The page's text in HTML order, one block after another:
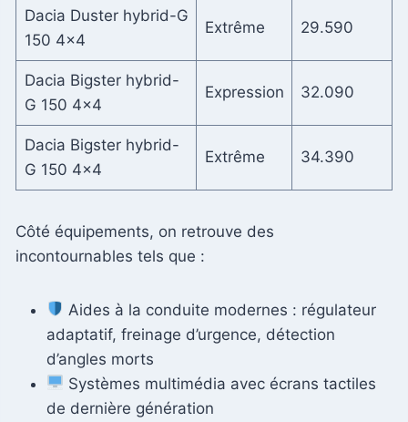
Dacia Duster hybrid-G
150 4×4
Extrême 29.590
Dacia Bigster hybrid-
G 150 4×4
Expression 32.090
Dacia Bigster hybrid-
G 150 4×4
Extrême 34.390
Côté équipements, on retrouve des
incontournables tels que :
Aides à la conduite modernes : régulateur
adaptatif, freinage d’urgence, détection
d’angles morts
Systèmes multimédia avec écrans tactiles
de dernière génération